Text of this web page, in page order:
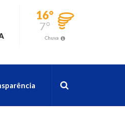
16°
7°
Chuva